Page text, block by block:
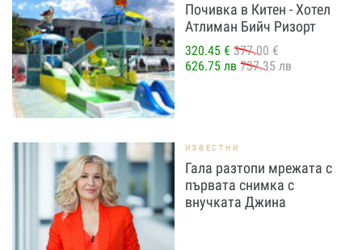
Почивка в Китен - Хотел
Атлиман Бийч Ризорт
320.45 € 377.00 €
626.75 лв 737.35 лв
ИЗВЕСТНИ
Гала разтопи мрежата с
първата снимка с
внучката Джина